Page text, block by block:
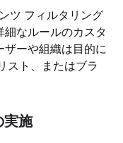
ツ フィルタリング
なルールのカスタ
ーや組織は目的に
スト、またはブラ
実施